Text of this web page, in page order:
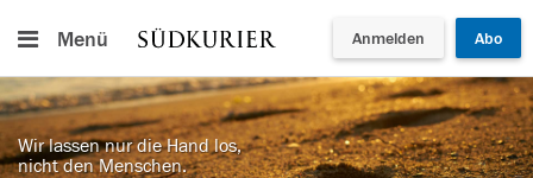
Menü Anmelden Abo
Wir lassen nur die Hand los,
nicht den Menschen.